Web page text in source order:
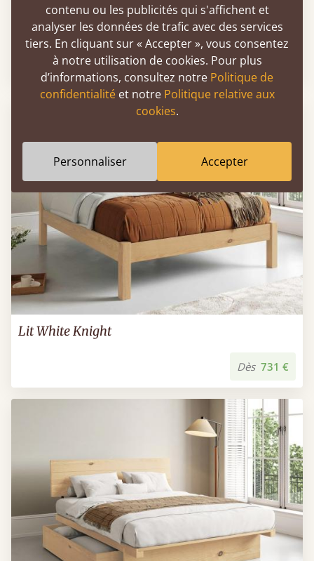
Lit bas Oriental
Soldes -25% Dès 658 € 496 €
Lit White Knight
Dès 731 €
contenu ou les publicités qui s'affichent et
analyser les données de trafic avec des services
tiers. En cliquant sur « Accepter », vous consentez
à notre utilisation de cookies. Pour plus
d’informations, consultez notre Politique de
confidentialitéet notre Politique relative aux
cookies.
Personnaliser Accepter